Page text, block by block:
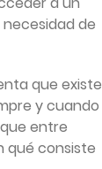
de
que existe
y cuando
entre
qué consiste